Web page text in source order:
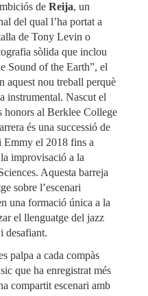
de Reija, un
del qual l’ha portat a
de Tony Levin o
sòlida que inclou
Sound of the Earth”, el
aquest nou treball perquè
instrumental. Nascut el
honors al Berklee College
és una successió de
Emmy el 2018 fins a
improvisació a la
Aquesta barreja
sobre l’escenari
una formació única a la
el llenguatge del jazz
desafiant.
palpa a cada compàs
que ha enregistrat més
compartit escenari amb